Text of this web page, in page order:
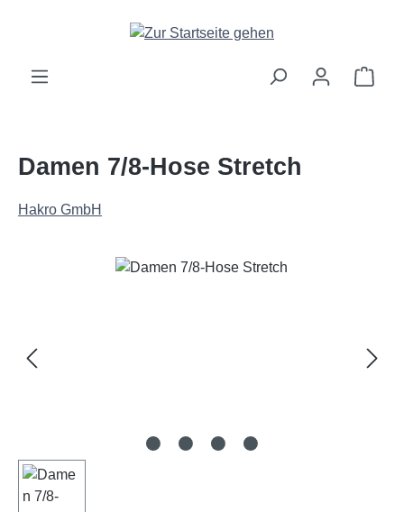
Zum Hauptinhalt springen
Damen 7/8-Hose Stretch
Hakro GmbH
Bildergalerie überspringen